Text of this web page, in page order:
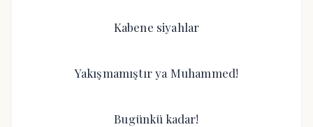
Kabene siyahlar
Yakışmamıştır ya Muhammed!
Bugünkü kadar!